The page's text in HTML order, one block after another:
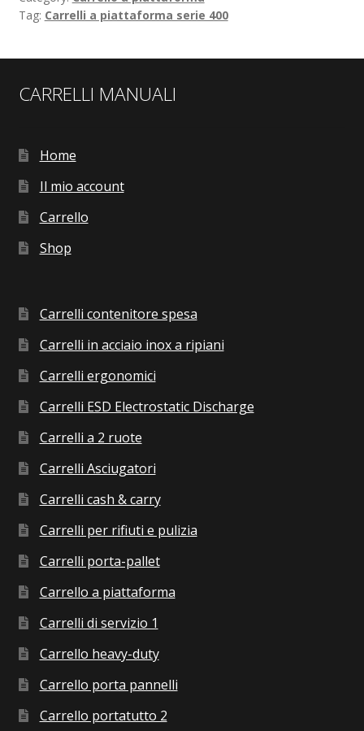
Tag: Carrelli a piattaforma serie 400
CARRELLI MANUALI
Home
Il mio account
Carrello
Shop
Carrelli contenitore spesa
Carrelli in acciaio inox a ripiani
Carrelli ergonomici
Carrelli ESD Electrostatic Discharge
Carrelli a 2 ruote
Carrelli Asciugatori
Carrelli cash & carry
Carrelli per rifiuti e pulizia
Carrelli porta-pallet
Carrello a piattaforma
Carrelli di servizio 1
Carrello heavy-duty
Carrello porta pannelli
Carrello portatutto 2